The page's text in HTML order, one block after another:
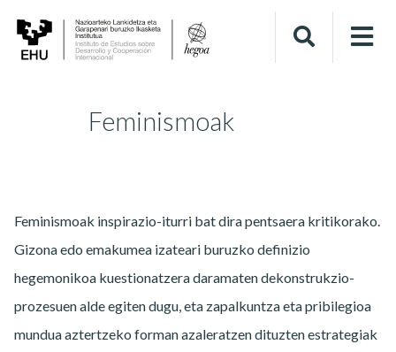
Feminismoak
Feminismoak inspirazio-iturri bat dira pentsaera kritikorako.
Gizona edo emakumea izateari buruzko definizio
hegemonikoa kuestionatzera daramaten dekonstrukzio-
prozesuen alde egiten dugu, eta zapalkuntza eta pribilegioa
mundua aztertzeko forman azaleratzen dituzten estrategiak